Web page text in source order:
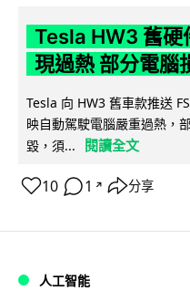
Tesla HW3 舊硬
現過熱 部分電腦
Tesla 向 HW3 舊車款推送
映自動駕駛電腦嚴重過熱，
毀，須...
閱讀全文
10 1 ↗ 分享
人工智能